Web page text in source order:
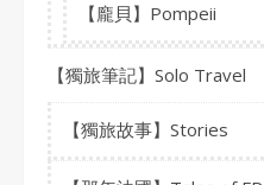
【龐貝】Pompeii
【獨旅筆記】Solo Travel
【獨旅故事】Stories